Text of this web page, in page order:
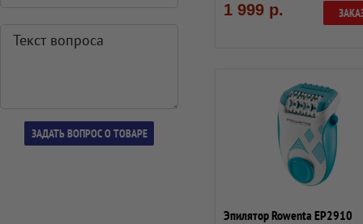
1 999 р.
Эпилятор Rowenta EP2910